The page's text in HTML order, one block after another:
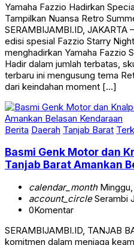
Yamaha Fazzio Hadirkan
Tampilkan Nuansa Retro
SERAMBIJAMBI.ID, JAKARTA
edisi spesial Fazzio Starry
menghadirkan Yamaha Fazzio
Hadir dalam jumlah terbatas,
terbaru ini mengusung tema
dari keindahan moment […]
Berita Daerah Tanjab Barat
Basmi Genk Motor dan
Tanjab Barat Amankan
calendar_monthMinggu,
account_circleSerambi
0Komentar
SERAMBIJAMBI.ID, TANJAB
komitmen dalam menjaga